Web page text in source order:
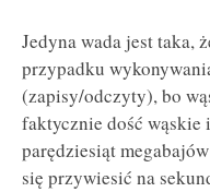
Jedyna wada jest taka,
przypadku
(zapisy/odczyty), bo
faktycznie dość wąskie
parędziesiąt
się przywiesić na